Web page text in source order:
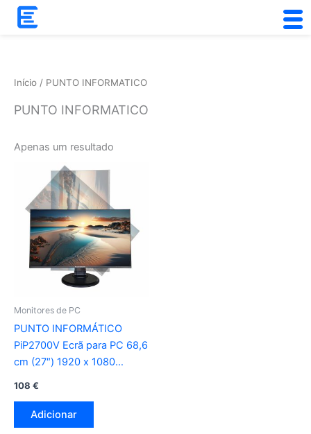
Skip
Início / PUNTO INFORMATICO
PUNTO INFORMATICO
Apenas um resultado
Monitores de PC
PUNTO INFORMÁTICO
PiP2700V Ecrã para PC 68,6
cm (27″) 1920 x 1080
108 €
Adicionar